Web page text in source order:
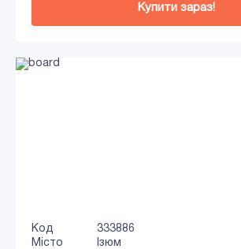
Купити зараз!
Код
333886
Місто
Ізюм